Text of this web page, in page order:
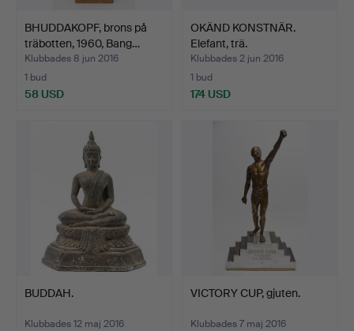
BHUDDAKOPF, brons på
träbotten, 1960, Bang…
Klubbades 8 jun 2016
1 bud
58 USD
OKÄND KONSTNÄR.
Elefant, trä.
Klubbades 2 jun 2016
1 bud
174 USD
BUDDAH.
Klubbades 12 maj 2016
VICTORY CUP, gjuten.
Klubbades 7 maj 2016